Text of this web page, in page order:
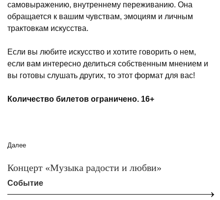
самовыражению, внутреннему переживанию. Она
обращается к вашим чувствам, эмоциям и личным
трактовкам искусства.
Если вы любите искусство и хотите говорить о нем,
если вам интересно делиться собственным мнением и
вы готовы слушать других, то этот формат для вас!
Количество билетов ограничено. 16+
Далее
Концерт «Музыка радости и любви»
Событие